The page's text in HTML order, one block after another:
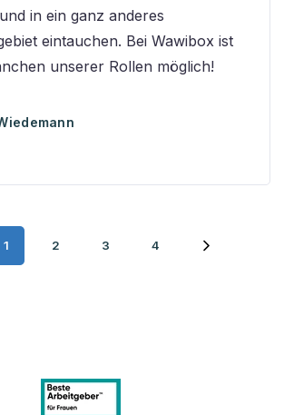
in ein ganz anderes
eintauchen. Bei Wawibox ist
unserer Rollen möglich!
1 2 3 4